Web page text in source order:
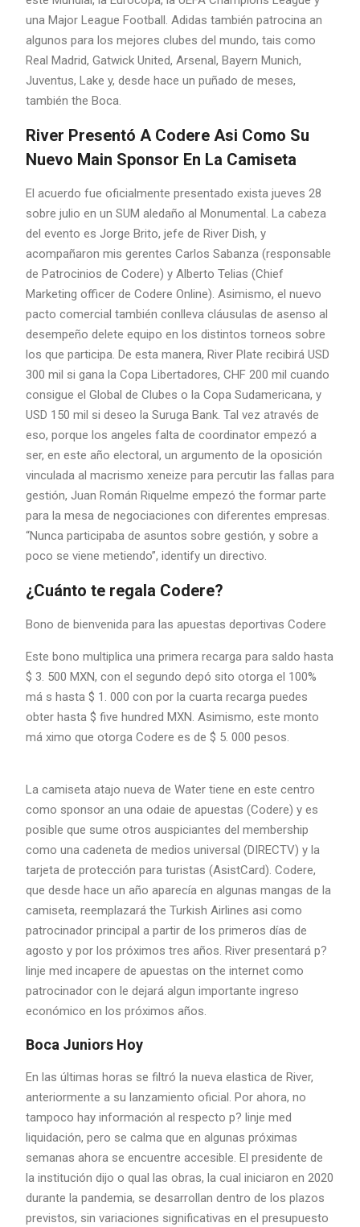
una Major League Football. Adidas también patrocina an
algunos para los mejores clubes del mundo, tais como
Real Madrid, Gatwick United, Arsenal, Bayern Munich,
Juventus, Lake y, desde hace un puñado de meses,
también the Boca.
River Presentó A Codere Asi Como Su
Nuevo Main Sponsor En La Camiseta
El acuerdo fue oficialmente presentado exista jueves 28
sobre julio en un SUM aledaño al Monumental. La cabeza
del evento es Jorge Brito, jefe de River Dish, y
acompañaron mis gerentes Carlos Sabanza (responsable
de Patrocinios de Codere) y Alberto Telias (Chief
Marketing officer de Codere Online). Asimismo, el nuevo
pacto comercial también conlleva cláusulas de asenso al
desempeño delete equipo en los distintos torneos sobre
los que participa. De esta manera, River Plate recibirá USD
300 mil si gana la Copa Libertadores, CHF 200 mil cuando
consigue el Global de Clubes o la Copa Sudamericana, y
USD 150 mil si deseo la Suruga Bank. Tal vez através de
eso, porque los angeles falta de coordinator empezó a
ser, en este año electoral, un argumento de la oposición
vinculada al macrismo xeneize para percutir las fallas para
gestión, Juan Román Riquelme empezó the formar parte
para la mesa de negociaciones con diferentes empresas.
“Nunca participaba de asuntos sobre gestión, y sobre a
poco se viene metiendo”, identify un directivo.
¿Cuánto te regala Codere?
Bono de bienvenida para las apuestas deportivas Codere
Este bono multiplica una primera recarga para saldo hasta
$ 3. 500 MXN, con el segundo depó sito otorga el 100%
má s hasta $ 1. 000 con por la cuarta recarga puedes
obter hasta $ five hundred MXN. Asimismo, este monto
má ximo que otorga Codere es de $ 5. 000 pesos.
La camiseta atajo nueva de Water tiene en este centro
como sponsor an una odaie de apuestas (Codere) y es
posible que sume otros auspiciantes del membership
como una cadeneta de medios universal (DIRECTV) y la
tarjeta de protección para turistas (AsistCard). Codere,
que desde hace un año aparecía en algunas mangas de la
camiseta, reemplazará the Turkish Airlines asi como
patrocinador principal a partir de los primeros días de
agosto y por los próximos tres años. River presentará p?
linje med incapere de apuestas on the internet como
patrocinador con le dejará algun importante ingreso
económico en los próximos años.
Boca Juniors Hoy
En las últimas horas se filtró la nueva elastica de River,
anteriormente a su lanzamiento oficial. Por ahora, no
tampoco hay información al respecto p? linje med
liquidación, pero se calma que en algunas próximas
semanas ahora se encuentre accesible. El presidente de
la institución dijo o qual las obras, la cual iniciaron en 2020
durante la pandemia, se desarrollan dentro de los plazos
previstos, sin variaciones significativas en el presupuesto